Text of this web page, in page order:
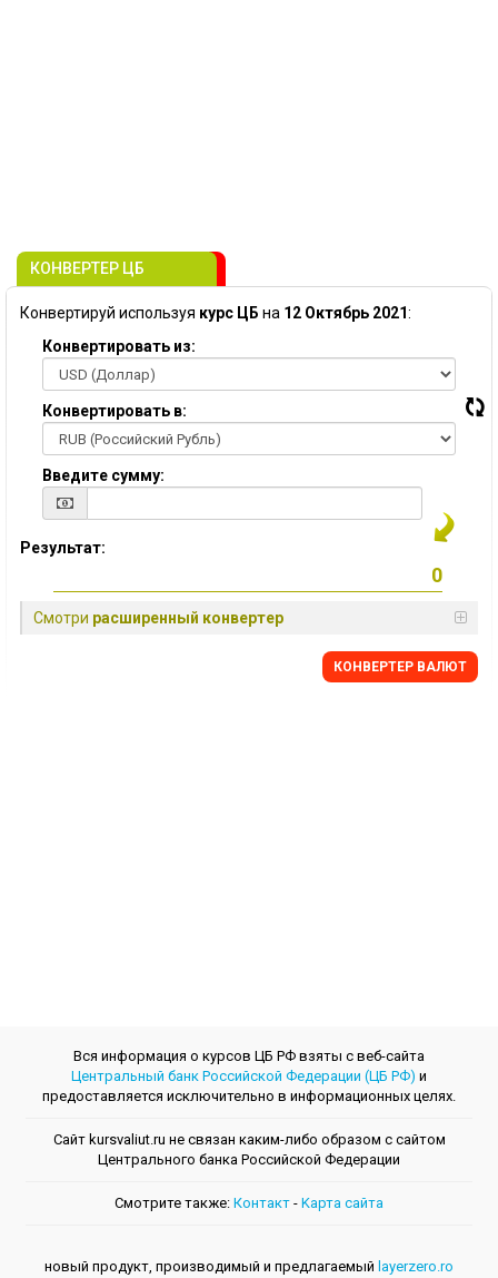
КОНВЕРТЕР ЦБ
Конвертируй используя курс ЦБ на 12 Октябрь 2021:
Конвертировать из:
Конвертировать в:
Введите сумму:
Результат:
Смотри расширенный конвертер
КОНВЕРТЕР ВАЛЮТ
Вся информация о курсов ЦБ РФ взяты с веб-сайта
Центральный банк Российской Федерации (ЦБ РФ) и
предоставляется исключительно в информационных целях.
Сайт kursvaliut.ru не связан каким-либо образом с сайтом
Центрального банкa Российской Федерации
Смотрите также: Контакт - Kарта сайта
новый продукт, производимый и предлагаемый layerzero.ro